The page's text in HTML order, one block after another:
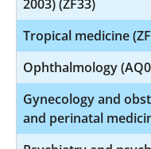
2003) (ZF33)
Tropical medicine
Ophthalmology
Gynecology and
and perinatal